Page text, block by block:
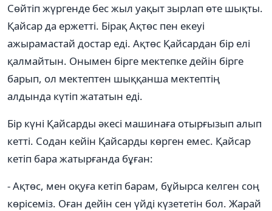
Сөйтіп жүргенде бес жыл уақыт зырлап өте шықты.
Қайсар да ержетті. Бірақ Ақтөс пен екеуі
ажырамастай достар еді. Ақтөс Қайсардан бір елі
қалмайтын. Онымен бірге мектепке дейін бірге
барып, ол мектептен шыққанша мектептің
алдында күтіп жататын еді.
Бір күні Қайсарды әкесі машинаға отырғызып алып
кетті. Содан кейін Қайсарды көрген емес. Қайсар
кетіп бара жатырғанда бұған:
- Ақтөс, мен оқуға кетіп барам, бұйырса келген соң
көрісеміз. Оған дейін сен үйді күзететін бол. Жарай